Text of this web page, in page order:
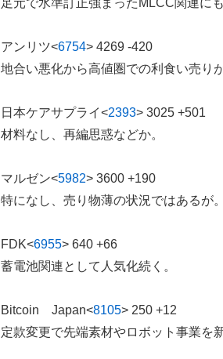
アンリツ<6754> 4269 -420
地合い悪化から高値圏での利食い売り
日本ケアサプライ<2393> 3025 +501
材料なし、再編思惑などか。
マルゼン<5982> 3600 +190
特になし、売り物薄の状況ではあるが。
FDK<6955> 640 +66
蓄電池関連として人気化続く。
Bitcoin Japan<8105> 250 +12
定款変更で先端素材やロボット事業を新